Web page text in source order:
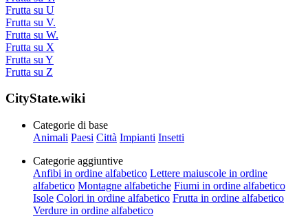
Frutta su U
Frutta su V.
Frutta su W.
Frutta su X
Frutta su Y
Frutta su Z
CityState.wiki
Categorie di base
Animali Paesi Città Impianti Insetti
Categorie aggiuntive
Anfibi in ordine alfabetico Lettere maiuscole in ordine
alfabetico Montagne alfabetiche Fiumi in ordine alfabetico
Isole Colori in ordine alfabetico Frutta in ordine alfabetico
Verdure in ordine alfabetico